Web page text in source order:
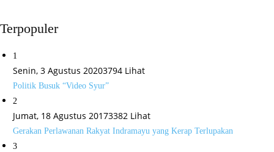
Terpopuler
1
Senin, 3 Agustus 20203794 Lihat
Politik Busuk “Video Syur”
2
Jumat, 18 Agustus 20173382 Lihat
Gerakan Perlawanan Rakyat Indramayu yang Kerap Terlupakan
3